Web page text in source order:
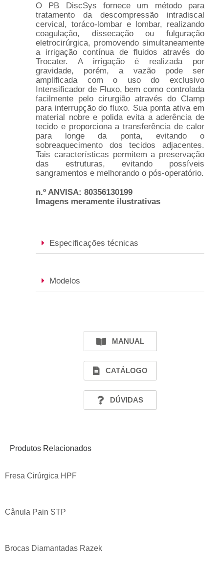
O PB DiscSys fornece um método para
tratamento da descompressão intradiscal
cervical, toráco-lombar e lombar, realizando
coagulação, dissecação ou fulguração
eletrocirúrgica, promovendo simultaneamente
a irrigação contínua de fluidos através do
Trocater. A irrigação é realizada por
gravidade, porém, a vazão pode ser
amplificada com o uso do exclusivo
Intensificador de Fluxo, bem como controlada
facilmente pelo cirurgião através do Clamp
para interrupção do fluxo. Sua ponta ativa em
material nobre e polida evita a aderência de
tecido e proporciona a transferência de calor
para longe da ponta, evitando o
sobreaquecimento dos tecidos adjacentes.
Tais características permitem a preservação
das estruturas, evitando possíveis
sangramentos e melhorando o pós-operatório.
n.º ANVISA: 80356130199
Imagens meramente ilustrativas
Especificações técnicas
Modelos
MANUAL
CATÁLOGO
DÚVIDAS
Produtos Relacionados
Fresa Cirúrgica HPF
Cânula Pain STP
Brocas Diamantadas Razek